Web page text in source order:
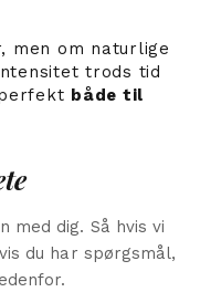
men om naturlige
trods tid
både til
med dig. Så hvis vi
du har spørgsmål,